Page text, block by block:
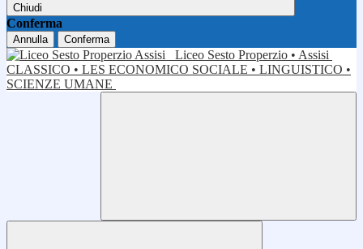
Chiudi
Conferma
Annulla Conferma
Liceo Sesto Properzio • Assisi
CLASSICO • LES ECONOMICO SOCIALE • LINGUISTICO •
SCIENZE UMANE